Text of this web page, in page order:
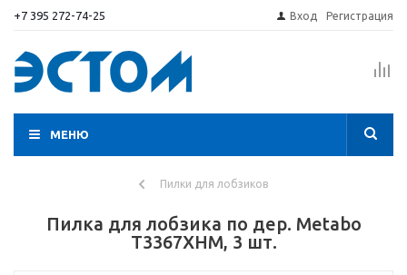
+7 395 272-74-25 Вход Регистрация
МЕНЮ
Пилки для лобзиков
Пилка для лобзика по дер. Metabo
T3367XHM, 3 шт.